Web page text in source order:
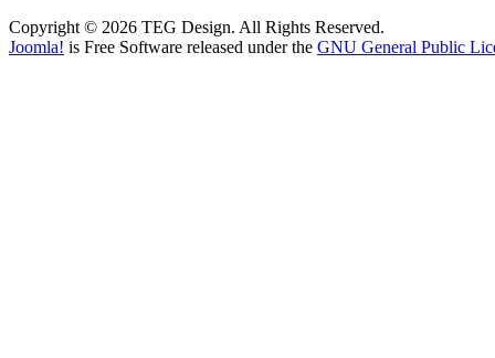
Copyright © 2026 TEG Design. All Rights Reserved.
Joomla! is Free Software released under the GNU General Public